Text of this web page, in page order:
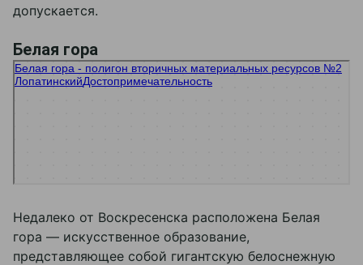
допускается.
Белая гора
Белая гора - полигон вторичных материальных ресурсов №2
Лопатинский
Достопримечательность в Москве и Московской области
Недалеко от Воскресенска расположена Белая
гора — искусственное образование,
представляющее собой гигантскую белоснежную